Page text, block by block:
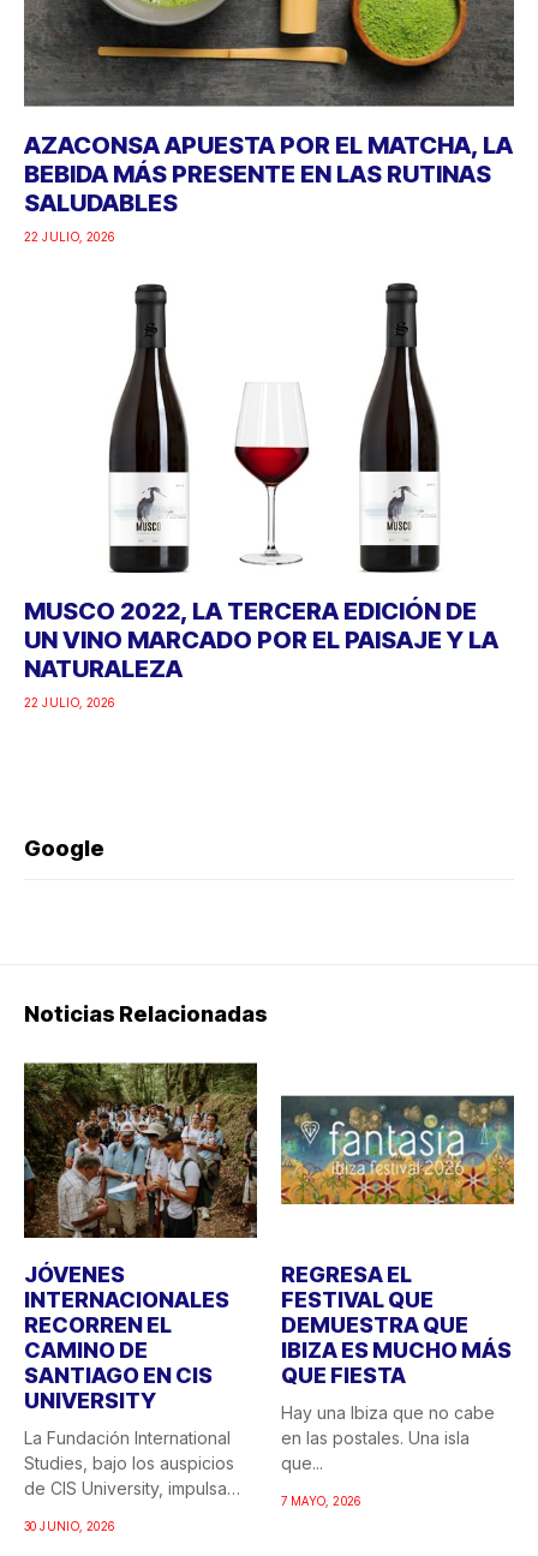
AZACONSA APUESTA POR EL MATCHA, LA
BEBIDA MÁS PRESENTE EN LAS RUTINAS
SALUDABLES
22 JULIO, 2026
MUSCO 2022, LA TERCERA EDICIÓN DE
UN VINO MARCADO POR EL PAISAJE Y LA
NATURALEZA
22 JULIO, 2026
Google
Noticias Relacionadas
JÓVENES
INTERNACIONALES
RECORREN EL
CAMINO DE
SANTIAGO EN CIS
UNIVERSITY
La Fundación International
Studies, bajo los auspicios
de CIS University, impulsa
30 JUNIO, 2026
REGRESA EL
FESTIVAL QUE
DEMUESTRA QUE
IBIZA ES MUCHO MÁS
QUE FIESTA
Hay una Ibiza que no cabe
en las postales. Una isla
que...
7 MAYO, 2026